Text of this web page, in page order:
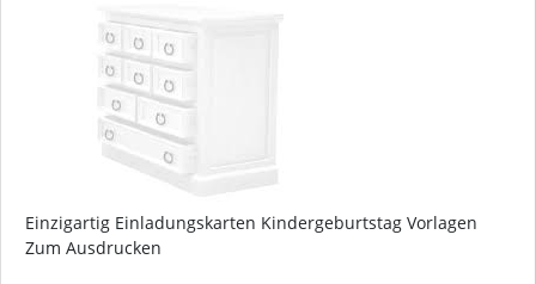
Einzigartig Einladungskarten Kindergeburtstag Vorlagen
Zum Ausdrucken